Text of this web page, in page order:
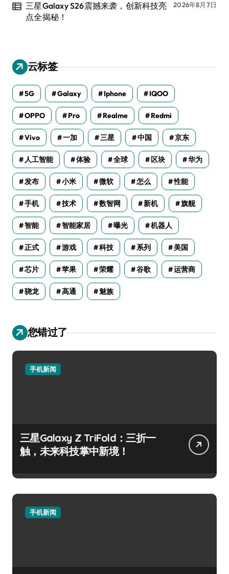
三星Galaxy S26震撼来袭，创新科技亮
点全揭秘！
2026年8月7日
云标签
5G Galaxy Iphone IQOO
OPPO Pro Realme Redmi
Vivo 一加 三星 中国 京东
人工智能 体验 全球 区块 华为
发布 小米 微软 怎么 性能
手机 技术 数智网 新机 旗舰
智能 智能家居 曝光 机器人
正式 游戏 科技 系列 美国
芯片 苹果 荣耀 谷歌 运营商
骁龙 高通 魅族
您错过了
手机新闻
三星Galaxy Z TriFold：三折一
触，未来科技掌中新境！
手机新闻